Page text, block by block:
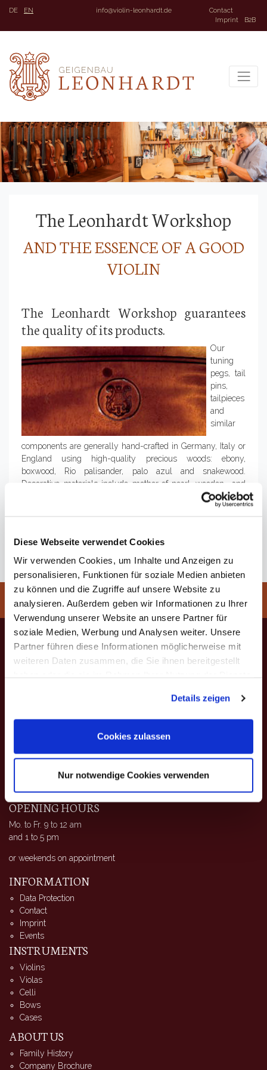
Diese Webseite verwendet Cookies
Wir verwenden Cookies, um Inhalte und Anzeigen zu
personalisieren, Funktionen für soziale Medien anbieten
zu können und die Zugriffe auf unsere Website zu
analysieren. Außerdem geben wir Informationen zu Ihrer
Verwendung unserer Website an unsere Partner für
soziale Medien, Werbung und Analysen weiter. Unsere
Partner führen diese Informationen möglicherweise mit
weiteren Daten zusammen, die Sie ihnen bereitgestellt
Cookies, wenn Sie unsere Webseite weiterhin nutzen.
Details zeigen
Cookies zulassen
Nur notwendige Cookies verwenden
DE EN info@violin-leonhardt.de
Contact
Imprint
B2B
The Leonhardt Workshop
AND THE ESSENCE OF A GOOD
VIOLIN
The Leonhardt Workshop guarantees
the quality of its products.
Our
tuning
pegs, tail
pins,
tailpieces
and
similar
components are generally hand-crafted in Germany, Italy or
England using high-quality precious woods: ebony,
boxwood, Rio palisander, palo azul and snakewood.
Decorative materials include mother-of-pearl, wooden- and
bears the Leonhardt Lyre twice: once inside the instrument,
You are here:Home >Violin Maker Leonhardt
E info@violin-leonhardt.de
OPENING HOURS
Mo. to Fr. 9 to 12 am
and 1 to 5 pm
or weekends on appointment
INFORMATION
Data Protection
Contact
Imprint
Events
INSTRUMENTS
Violins
Violas
Celli
Bows
Cases
ABOUT US
Family History
Company Brochure